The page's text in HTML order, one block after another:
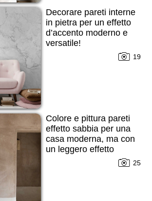
Decorare pareti interne
in pietra per un effetto
d’accento moderno e
versatile!
19
Colore e pittura pareti
effetto sabbia per una
casa moderna, ma con
un leggero effetto
25